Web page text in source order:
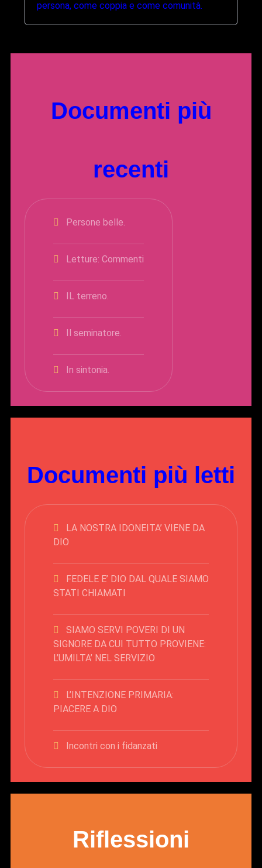
persona, come coppia e come comunità.
Documenti più
recenti
Persone belle.
Letture: Commenti
IL terreno.
Il seminatore.
In sintonia.
Documenti più letti
LA NOSTRA IDONEITA’ VIENE DA
DIO
FEDELE E’ DIO DAL QUALE SIAMO
STATI CHIAMATI
SIAMO SERVI POVERI DI UN
SIGNORE DA CUI TUTTO PROVIENE:
L’UMILTA’ NEL SERVIZIO
L’INTENZIONE PRIMARIA:
PIACERE A DIO
Incontri con i fidanzati
Riflessioni